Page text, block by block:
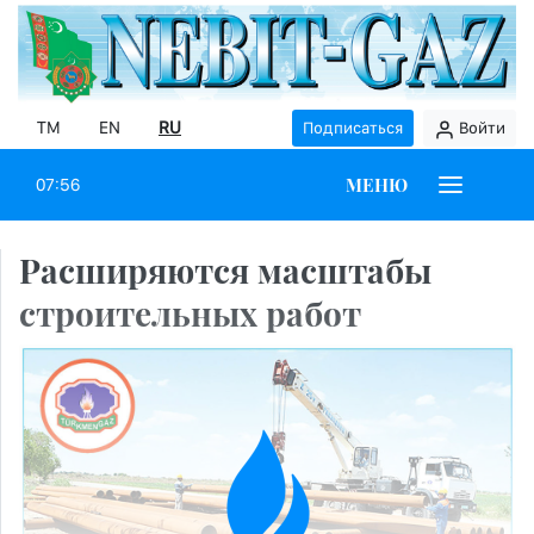
TM EN RU Подписаться Войти
07:56 МЕНЮ
Расширяются масштабы
строительных работ